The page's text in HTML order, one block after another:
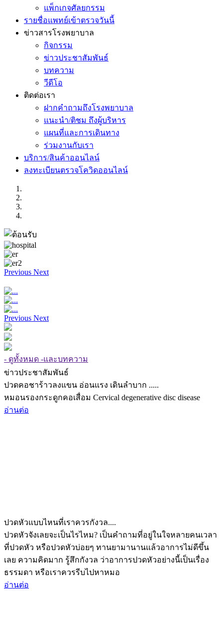
แพ็กเกจศัลยกรรม
รายชื่อแพทย์เข้าตรวจวันนี้
ข่าวสารโรงพยาบาล
กิจกรรม
ข่าวประชาสัมพันธ์
บทความ
วีดีโอ
ติดต่อเรา
ฝากคำถามถึงโรงพยาบาล
แนะนำ/ติชม ถึงผู้บริหาร
แผนที่และการเดินทาง
ร่วมงานกับเรา
บริการ/สินค้าออนไลน์
ลงทะเบียนตรวจโควิดออนไลน์
Previous Next
Previous Next
- ดูทั้งหมด -และบทความ
ข่าวประชาสัมพันธ์
ปวดคอชาร้าวลงแขน อ่อนแรง เดินลำบาก .....
หมอนรองกระดูกคอเสื่อม Cervical degenerative disc disease
อ่านต่อ
ปวดหัวแบบไหนที่เราควรกังวล....
ปวดหัวจังเลยจะเป็นไรไหม? เป็นคำถามที่อยู่ในใจหลายคนเวลา
ที่ปวดหัว หรือปวดหัวบ่อยๆ ทานยามานานแล้วอาการไม่ดีขึ้น
เลย ความคิดมาก รู้สึกกังวล ว่าอาการปวดหัวอย่างนี้เป็นเรื่อง
ธรรมดา หรือเราควรรีบไปหาหมอ
อ่านต่อ